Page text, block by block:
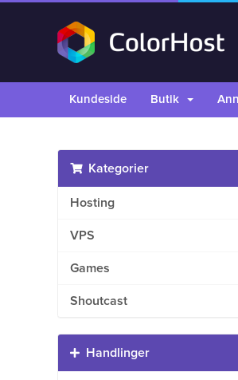
Kundeside Butik
Kategorier
Hosting
VPS
Games
Shoutcast
Handlinger